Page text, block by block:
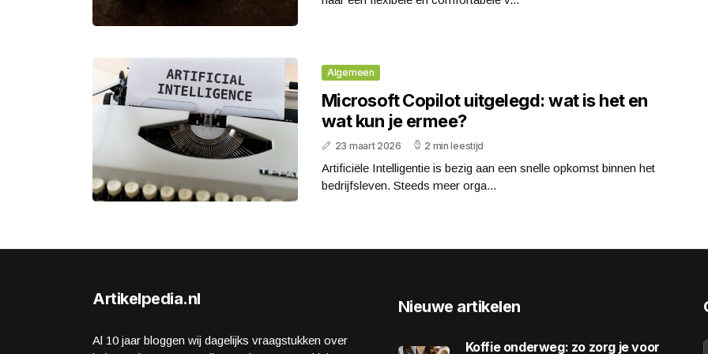
Algemeen
Microsoft Copilot uitgelegd: wat is het en
wat kun je ermee?
23 maart 2026 2 min leestijd
Artificiële Intelligentie is bezig aan een snelle opkomst binnen het
bedrijfsleven. Steeds meer orga...
Artikelpedia.nl
Al 10 jaar bloggen wij dagelijks vraagstukken over
Nieuwe artikelen
Koffie onderweg: zo zorg je voor